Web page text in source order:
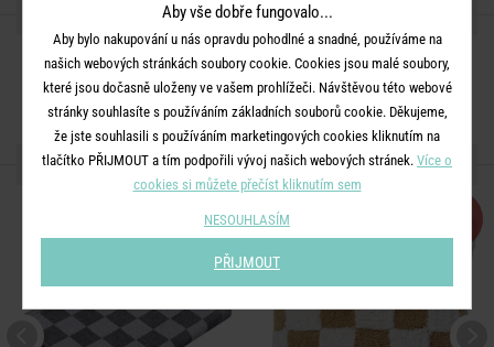
SDÍLEJTE S PŘÁTELI
DALŠÍ PRODUKTY ZE SÉRIE
Aby vše dobře fungovalo...
Aby bylo nakupování u nás opravdu pohodlné a snadné, používáme na
našich webových stránkách soubory cookie. Cookies jsou malé soubory,
které jsou dočasně uloženy ve vašem prohlížeči. Návštěvou této webové
stránky souhlasíte s používáním základních souborů cookie. Děkujeme,
že jste souhlasili s používáním marketingových cookies kliknutím na
tlačítko PŘIJMOUT a tím podpořili vývoj našich webových stránek. Více o
cookies si můžete přečíst kliknutím sem
NESOUHLASÍM
PŘIJMOUT